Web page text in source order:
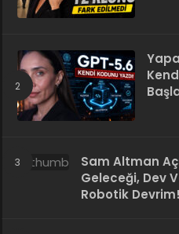
Sam Altman
Geleceği, Dev
Robotik